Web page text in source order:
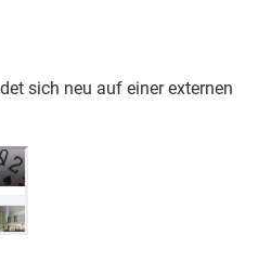
sich neu auf einer externen